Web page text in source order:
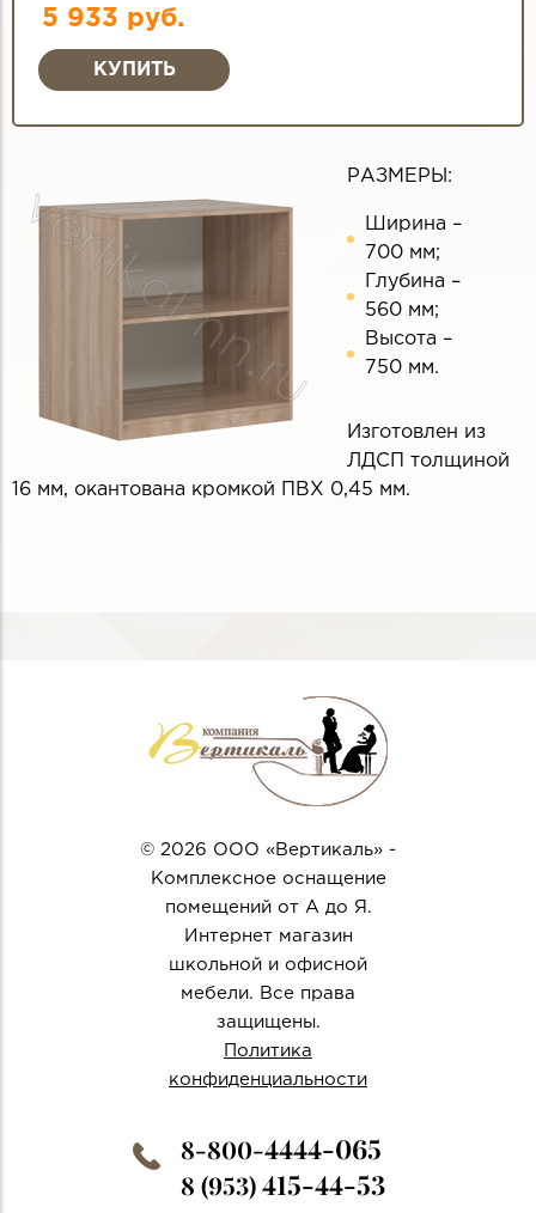
5 933 руб.
РАЗМЕРЫ:
Ширина –
700 мм;
Глубина –
560 мм;
Высота –
750 мм.
Изготовлен из
ЛДСП толщиной
16 мм, окантована кромкой ПВХ 0,45 мм.
© 2026 ООО «Вертикаль» -
Комплексное оснащение
помещений от А до Я.
Интернет магазин
школьной и офисной
мебели. Все права
защищены.
Политика
конфиденциальности
8-800-4444-065
8 (953)415-44-53